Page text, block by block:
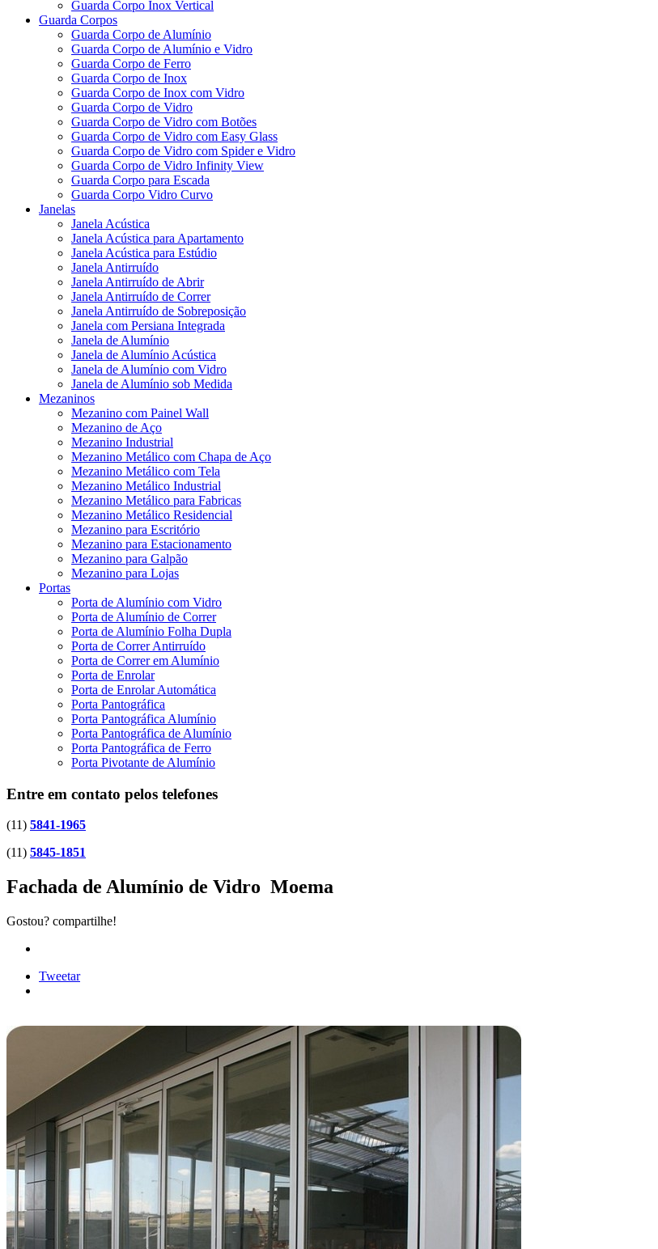
Guarda Corpo Inox Vertical
Guarda Corpos
Guarda Corpo de Alumínio
Guarda Corpo de Alumínio e Vidro
Guarda Corpo de Ferro
Guarda Corpo de Inox
Guarda Corpo de Inox com Vidro
Guarda Corpo de Vidro
Guarda Corpo de Vidro com Botões
Guarda Corpo de Vidro com Easy Glass
Guarda Corpo de Vidro com Spider e Vidro
Guarda Corpo de Vidro Infinity View
Guarda Corpo para Escada
Guarda Corpo Vidro Curvo
Janelas
Janela Acústica
Janela Acústica para Apartamento
Janela Acústica para Estúdio
Janela Antirruído
Janela Antirruído de Abrir
Janela Antirruído de Correr
Janela Antirruído de Sobreposição
Janela com Persiana Integrada
Janela de Alumínio
Janela de Alumínio Acústica
Janela de Alumínio com Vidro
Janela de Alumínio sob Medida
Mezaninos
Mezanino com Painel Wall
Mezanino de Aço
Mezanino Industrial
Mezanino Metálico com Chapa de Aço
Mezanino Metálico com Tela
Mezanino Metálico Industrial
Mezanino Metálico para Fabricas
Mezanino Metálico Residencial
Mezanino para Escritório
Mezanino para Estacionamento
Mezanino para Galpão
Mezanino para Lojas
Portas
Porta de Alumínio com Vidro
Porta de Alumínio de Correr
Porta de Alumínio Folha Dupla
Porta de Correr Antirruído
Porta de Correr em Alumínio
Porta de Enrolar
Porta de Enrolar Automática
Porta Pantográfica
Porta Pantográfica Alumínio
Porta Pantográfica de Alumínio
Porta Pantográfica de Ferro
Porta Pivotante de Alumínio
Entre em contato pelos telefones
(11) 5841-1965
(11) 5845-1851
Fachada de Alumínio de Vidro Moema
Gostou? compartilhe!
Tweetar